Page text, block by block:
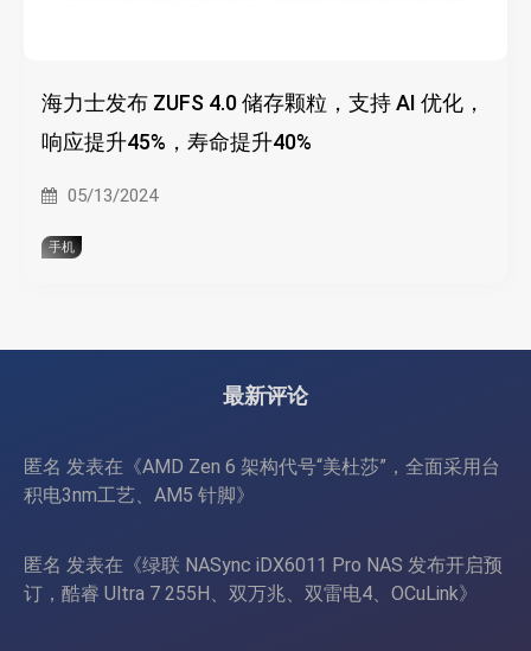
海力士发布 ZUFS 4.0 储存颗粒，支持 AI 优化，
响应提升45%，寿命提升40%
05/13/2024
手机
最新评论
匿名 发表在《AMD Zen 6 架构代号“美杜莎”，全面采用台
积电3nm工艺、AM5 针脚》
匿名 发表在《绿联 NASync iDX6011 Pro NAS 发布开启预
订，酷睿 Ultra 7 255H、双万兆、双雷电4、OCuLink》